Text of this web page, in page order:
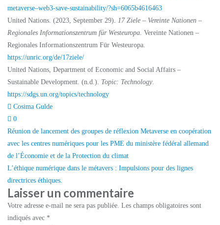
metaverse–web3-save-sustainability/?sh=6065b4616463
United Nations. (2023, September 29). 17 Ziele – Vereinte Nationen –
Regionales Informationszentrum für Westeuropa. Vereinte Nationen –
Regionales Informationszentrum Für Westeuropa.
https://unric.org/de/17ziele/
United Nations, Department of Economic and Social Affairs –
Sustainable Development. (n.d.). Topic: Technology.
https://sdgs.un.org/topics/technology
Cosima Gulde
0
Navigation
de
l’article
Réunion de lancement des groupes de réflexion Metaverse en coopération
avec les centres numériques pour les PME du ministère fédéral allemand
de l’Économie et de la Protection du climat
L’éthique numérique dans le métavers : Impulsions pour des lignes
directrices éthiques.
Laisser un commentaire
Votre adresse e-mail ne sera pas publiée. Les champs obligatoires sont
indiqués avec *